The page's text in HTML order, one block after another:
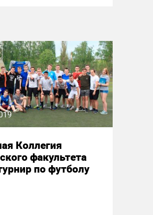
Коллегия
факультета
по футболу